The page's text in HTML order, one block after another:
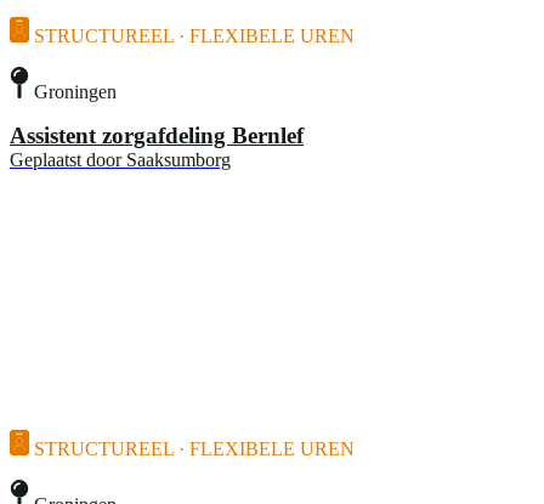
STRUCTUREEL · FLEXIBELE UREN
Groningen
Assistent zorgafdeling Bernlef
Geplaatst door Saaksumborg
STRUCTUREEL · FLEXIBELE UREN